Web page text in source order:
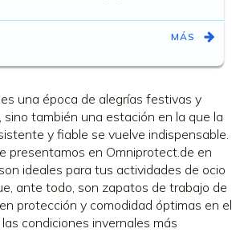
MÁS
una época de alegrías festivas y
sino también una estación en la que la
y fiable se vuelve indispensable.
presentamos en Omniprotect.de en
ideales para tus actividades de ocio
ante todo, son zapatos de trabajo de
protección y comodidad óptimas en el
condiciones invernales más